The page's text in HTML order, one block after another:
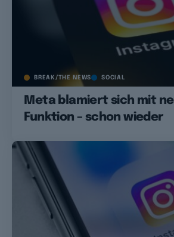
BREAK/THE NEWS SOCIAL
Meta blamiert sich mit
Funktion – schon wieder